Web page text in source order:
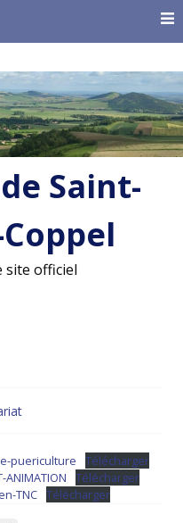
Saint-
site officiel
puericulture
Télécharger
ANIMATION
Télécharger
TNC Télécharger